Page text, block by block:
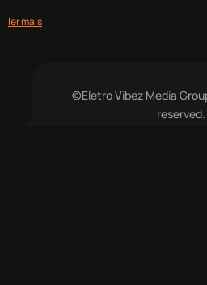
ler mais
©Eletro Vibez Media
reserved.